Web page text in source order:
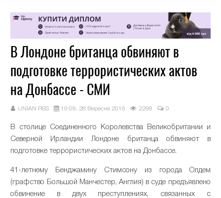
В Лондоне британца обвиняют в
подготовке террористических актов
на Донбассе - СМИ
UNIAN RSS 19:09, 28 Вересня 2016 2298 0
В столице Соединенного Королевства Великобритании и
Северной Ирландии Лондоне британца обвиняют в
подготовке террористических актов на Донбассе.
41-летнему Бенджамину Стимсону из города Олдем
(графство Большой Манчестер, Англия) в суде предъявлено
обвинение в двух преступлениях, связанных с